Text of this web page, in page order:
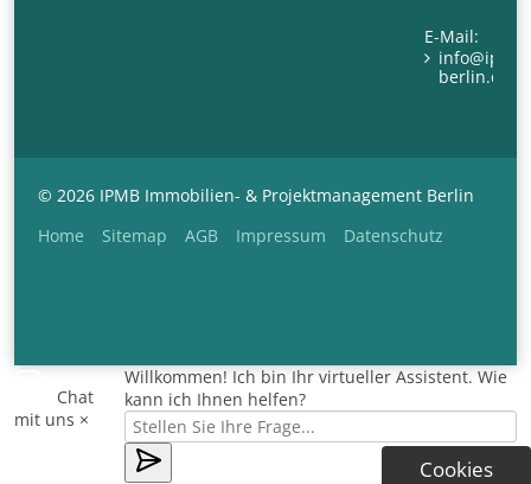
E-Mail:
info@ipm-
berlin.com
© 2026 IPMB Immobilien- & Projektmanagement Berlin
Navigation
Home Sitemap AGB Impressum Datenschutz
Cookies
Chat
mit uns ×
Willkommen! Ich bin Ihr virtueller Assistent. Wie
kann ich Ihnen helfen?